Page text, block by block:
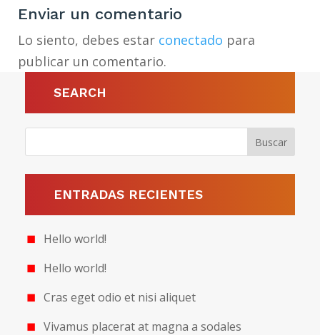
Enviar un comentario
Lo siento, debes estar conectado para
publicar un comentario.
SEARCH
ENTRADAS RECIENTES
Hello world!
Hello world!
Cras eget odio et nisi aliquet
Vivamus placerat at magna a sodales